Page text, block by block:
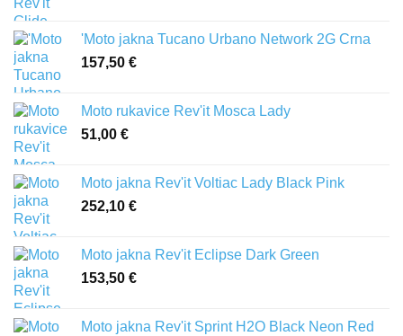
'Moto jakna Tucano Urbano Network 2G Crna
157,50 €
Moto rukavice Rev'it Mosca Lady
51,00 €
Moto jakna Rev'it Voltiac Lady Black Pink
252,10 €
Moto jakna Rev'it Eclipse Dark Green
153,50 €
Moto jakna Rev'it Sprint H2O Black Neon Red